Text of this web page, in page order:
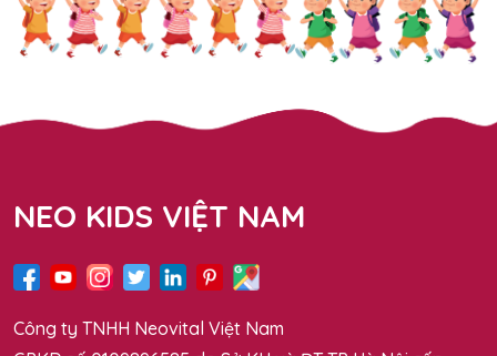
NEO KIDS VIỆT NAM
Công ty TNHH Neovital Việt Nam